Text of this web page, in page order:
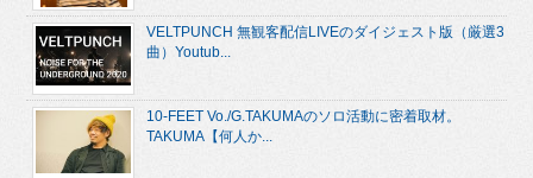
VELTPUNCH 無観客配信LIVEのダイジェスト版（厳選3
曲）Youtub...
10-FEET Vo./G.TAKUMAのソロ活動に密着取材。
TAKUMA【何人か...